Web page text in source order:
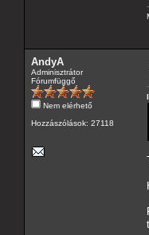
AndyA
Adminisztrátor
Fórumfüggő
Nem elérhető
Hozzászólások: 27118